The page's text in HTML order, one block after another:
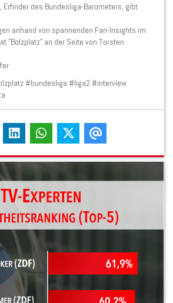
Erfinder des Bundesliga-Barometers, gibt
anhand von spannenden Fan-Insights im
"Bolzplatz" an der Seite von Torsten
#bundesliga #liga2 #interview